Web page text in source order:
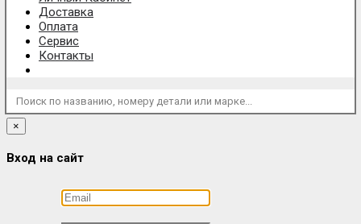
Доставка
Оплата
Сервис
Контакты
Поиск по названию, номеру детали или марке...
×
Вход на сайт